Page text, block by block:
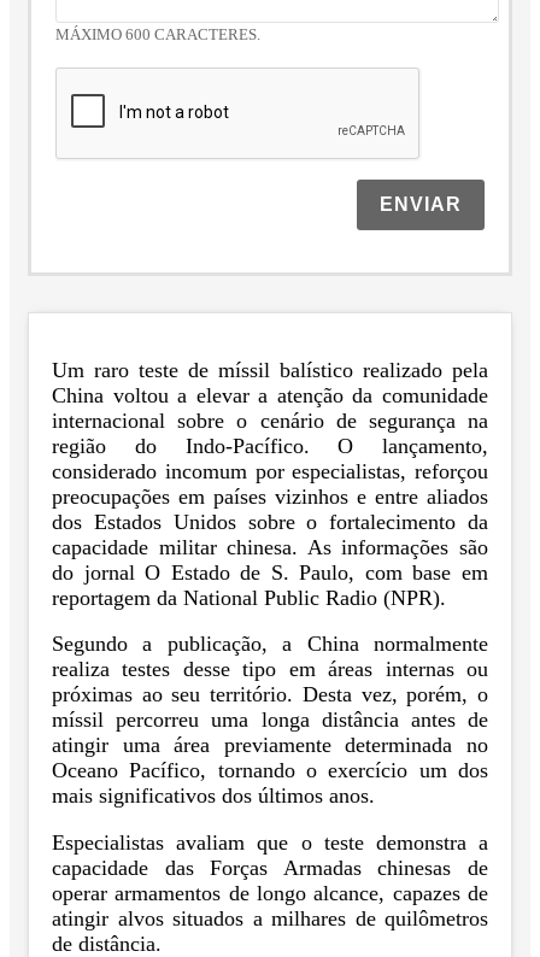
MÁXIMO 600 CARACTERES.
ENVIAR
Um raro teste de míssil balístico realizado pela
China voltou a elevar a atenção da comunidade
internacional sobre o cenário de segurança na
região do Indo-Pacífico. O lançamento,
considerado incomum por especialistas, reforçou
preocupações em países vizinhos e entre aliados
dos Estados Unidos sobre o fortalecimento da
capacidade militar chinesa. As informações são
do jornal O Estado de S. Paulo, com base em
reportagem da National Public Radio (NPR).
Segundo a publicação, a China normalmente
realiza testes desse tipo em áreas internas ou
próximas ao seu território. Desta vez, porém, o
míssil percorreu uma longa distância antes de
atingir uma área previamente determinada no
Oceano Pacífico, tornando o exercício um dos
mais significativos dos últimos anos.
Especialistas avaliam que o teste demonstra a
capacidade das Forças Armadas chinesas de
operar armamentos de longo alcance, capazes de
atingir alvos situados a milhares de quilômetros
de distância.